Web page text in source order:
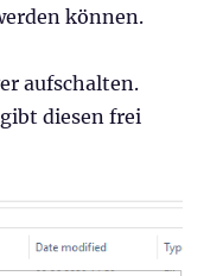
können.
aufschalten.
diesen frei